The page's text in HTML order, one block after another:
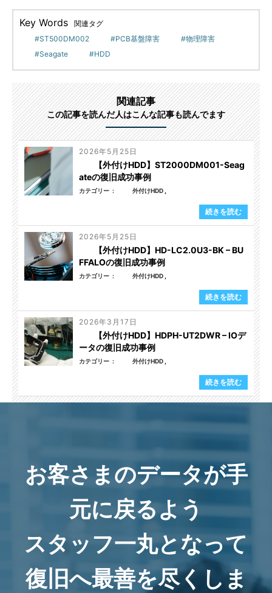
Key Words
関連タグ
ST500DM002
PCB基盤障害
物理障害
Seagate
HDD
関連記事
この記事を読んだ人はこんな記事も読んでます
2026年5月25日
【外付けHDD】ST2000DM001-Seag
ateの復旧成功事例
カテゴリー 外付けHDD
続きを読む
2026年5月25日
【外付けHDD】HD-LC2.0U3-BK – BU
FFALOの復旧成功事例
カテゴリー 外付けHDD
続きを読む
2026年3月17日
【外付けHDD】HDPH-UT2DWR – IOデ
ータの復旧成功事例
カテゴリー 外付けHDD
続きを読む
お客さまのデータが手
元に戻るよう
スタッフ一丸となって
復旧へ最善を尽くしま